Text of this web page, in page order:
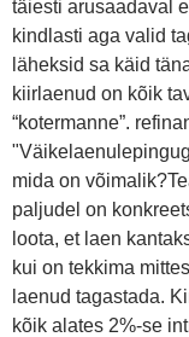
täiesti arusaadaval
kindlasti aga valid
läheksid sa käid
kiirlaenud on kõik
“kotermanne”.
mida on
paljudel on
loota, et laen
kui on tekkima
laenud tagastada.
kõik alates 2%-se